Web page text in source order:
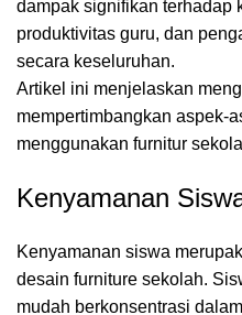
dampak signifikan terhadap
produktivitas guru, dan
secara keseluruhan.
Artikel ini menjelaskan
mempertimbangkan aspek-
menggunakan furnitur
Kenyamanan
Kenyamanan siswa
desain furniture sekolah.
mudah berkonsentrasi dalam